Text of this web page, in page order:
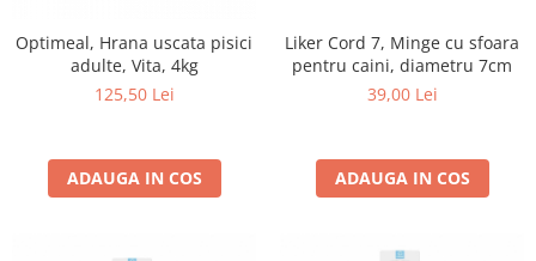
Optimeal, Hrana uscata pisici
adulte, Vita, 4kg
125,50 Lei
ADAUGA IN COS
Liker Cord 7, Minge cu sfoara
pentru caini, diametru 7cm
39,00 Lei
ADAUGA IN COS